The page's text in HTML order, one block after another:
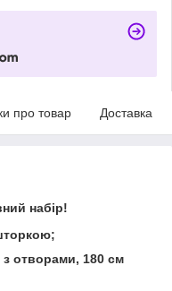
про товар Доставка
набір!
з отворами, 180 см